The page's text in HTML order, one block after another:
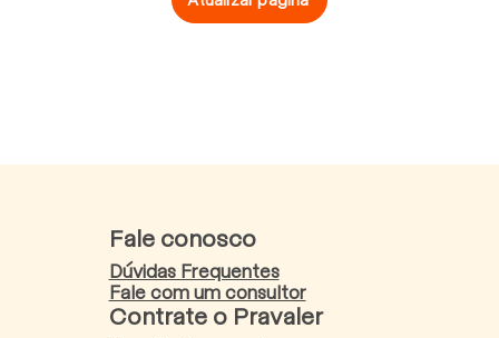
Fale conosco
Dúvidas Frequentes
Fale com um consultor
Contrate o Pravaler